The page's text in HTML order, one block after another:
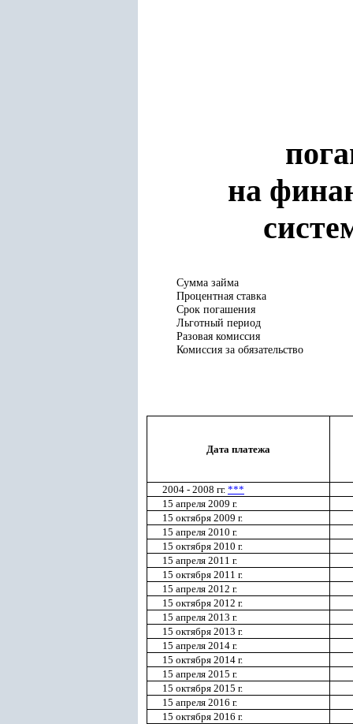
на
Сумма займа
Процентная ставка
Срок погашения
Льготный период
Разовая комиссия
Комиссия за обязательство
Дата платежа
2004 - 2008 гг. ***
15 апреля 2009 г.
15 октября 2009 г.
15 апреля 2010 г.
15 октября 2010 г.
15 апреля 2011 г.
15 октября 2011 г.
15 апреля 2012 г.
15 октября 2012 г.
15 апреля 2013 г.
15 октября 2013 г.
15 апреля 2014 г.
15 октября 2014 г.
15 апреля 2015 г.
15 октября 2015 г.
15 апреля 2016 г.
15 октября 2016 г.